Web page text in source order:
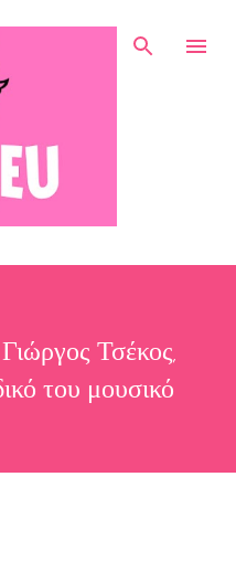
περιεχόμενο
Τσέκος,
του μουσικό